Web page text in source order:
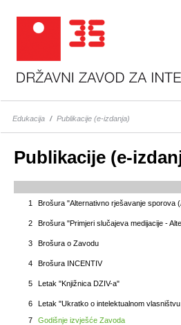
Edukacija / Publikacije (e-izdanja)
Publikacije (e-
1 Brošura "Alternativno rješavanje sporova
2 Brošura "Primjeri slučajeva medijacije -
3 Brošura o Zavodu
4 Brošura INCENTIV
5 Letak "Knjižnica DZIV-a"
6
Letak "Ukratko o intelektualnom
7
Godišnje izvješće Zavoda